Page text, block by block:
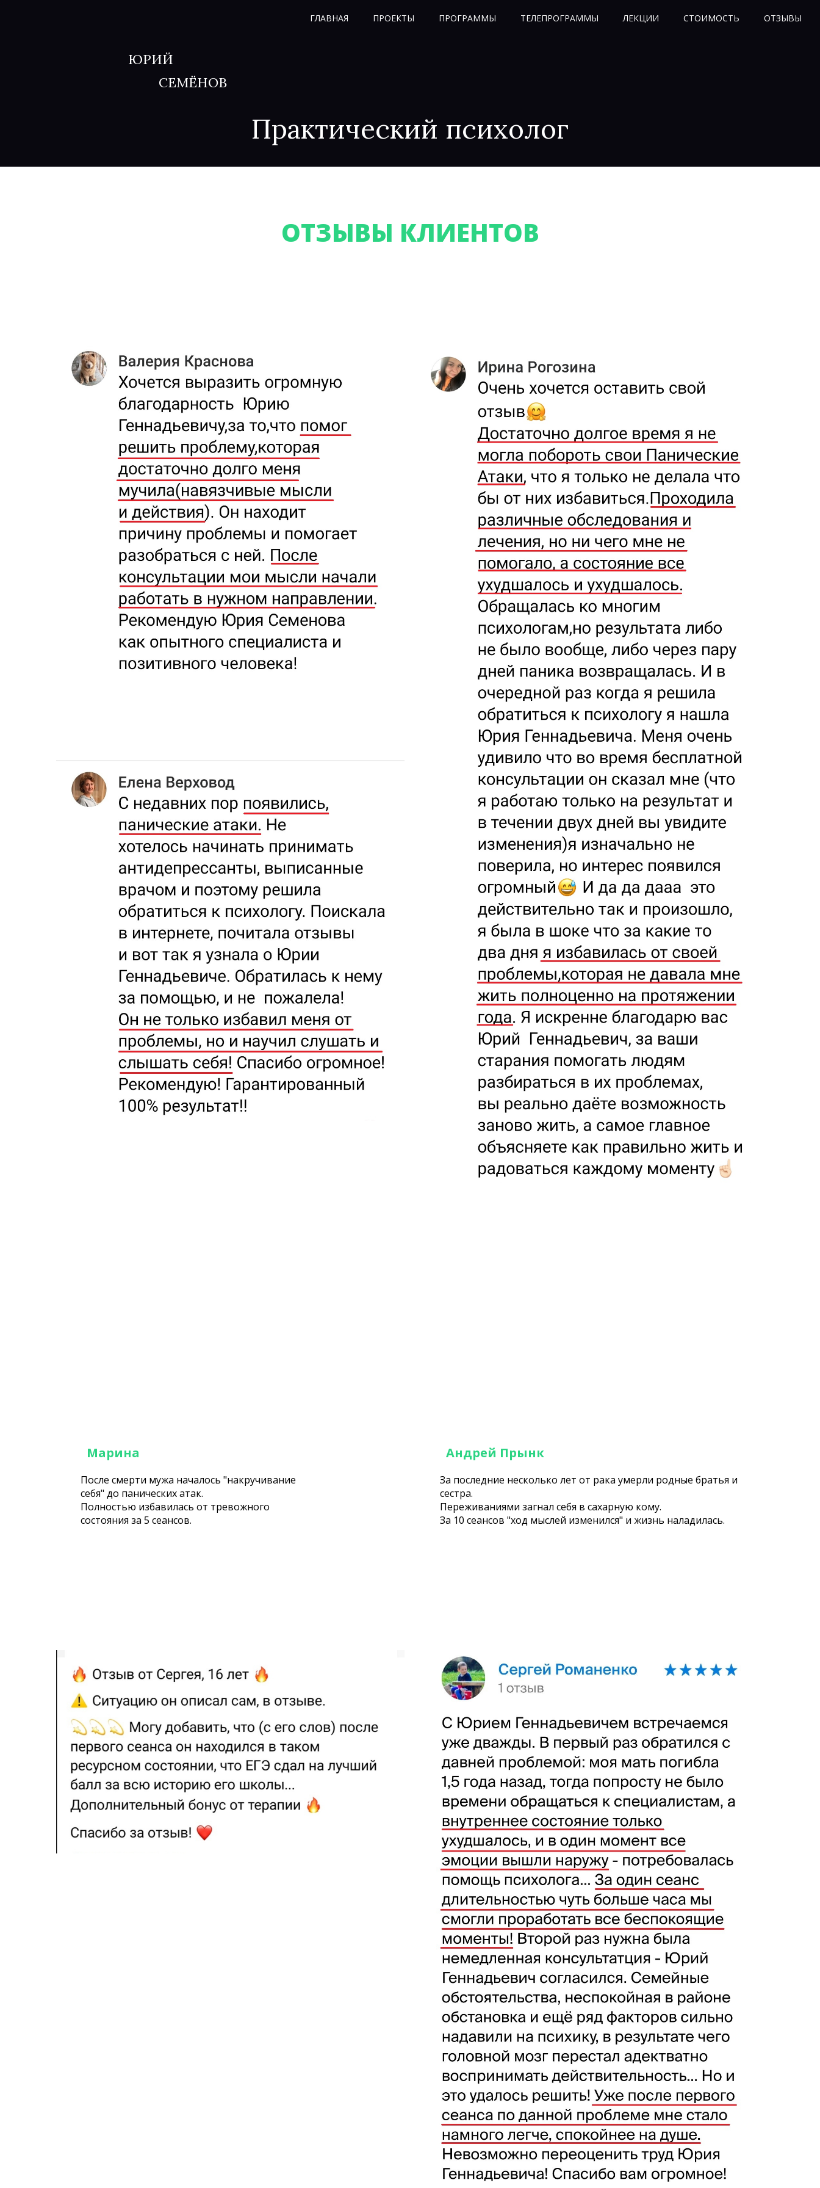
ГЛАВНАЯ ПРОЕКТЫ ПРОГРАММЫ ТЕЛЕПРОГРАММЫ ЛЕКЦИИ СТОИМОСТЬ ОТЗЫВЫ
ЮРИЙ
СЕМЁНОВ
Практический психолог
ОТЗЫВЫ КЛИЕНТОВ
Марина
После смерти мужа началось "накручивание
себя" до панических атак.
Полностью избавилась от тревожного
состояния за 5 сеансов.
Андрей Прынк
За последние несколько лет от рака умерли родные братья и
сестра.
Переживаниями загнал себя в сахарную кому.
За 10 сеансов "ход мыслей изменился" и жизнь наладилась.